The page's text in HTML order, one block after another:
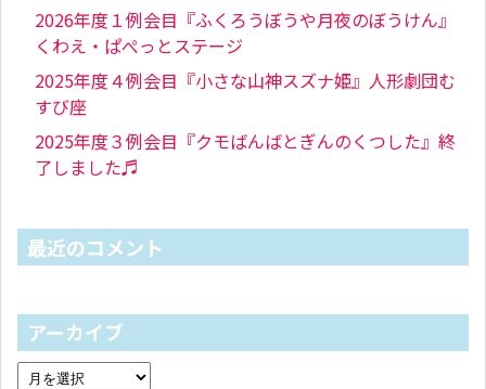
2026年度１例会目『ふくろうぼうや月夜のぼうけん』
くわえ・ぱぺっとステージ
2025年度４例会目『小さな山神スズナ姫』人形劇団む
すび座
2025年度３例会目『クモばんばとぎんのくつした』終
了しました♬
最近のコメント
アーカイブ